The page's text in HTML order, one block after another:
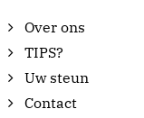
Over ons
TIPS?
Uw steun
Contact